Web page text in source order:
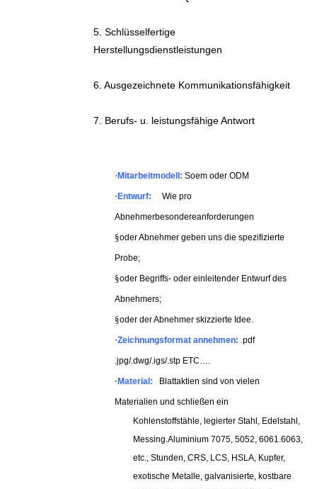
5. Schlüsselfertige
Herstellungsdienstleistungen
6. Ausgezeichnete Kommunikationsfähigkeit
7. Berufs- u. leistungsfähige Antwort
· Mitarbeitmodell: Soem oder ODM
· Entwurf: Wie pro
Abnehmerbesondereanforderungen
§oder Abnehmer geben uns die spezifizierte
Probe;
§oder Begriffs- oder einleitender Entwurf des
Abnehmers;
§oder der Abnehmer skizzierte Idee.
·Zeichnungsformat annehmen: .pdf
.jpg/.dwg/.igs/.stp ETC….
· Material: Blattaktien sind von vielen
Materialien und schließen ein
Kohlenstoffstähle, legierter Stahl, Edelstahl,
Messing.Aluminium 7075, 5052, 6061.6063,
etc., Stunden, CRS, LCS, HSLA, Kupfer,
exotische Metalle, galvanisierte, kostbare